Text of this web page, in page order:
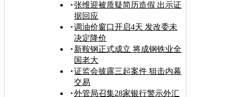
张维迎被质疑简历造假 出示证
据回应
调油价窗口开启4天 发改委未
决定降价
新鞍钢正式成立 将成钢铁业全
国老大
证监会披露三起案件 狙击内幕
交易
外管局召集28家银行警示外汇